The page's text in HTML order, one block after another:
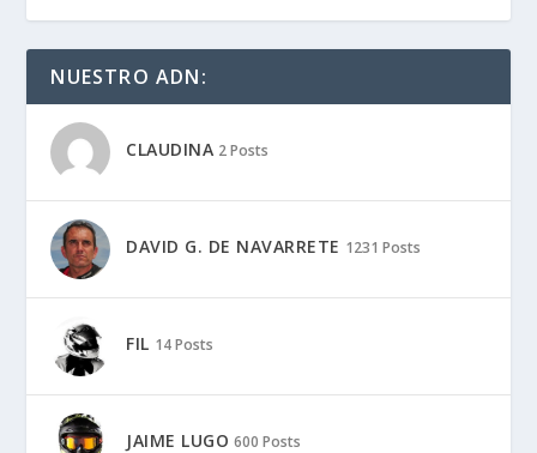
NUESTRO ADN:
CLAUDINA 2 Posts
DAVID G. DE NAVARRETE 1231 Posts
FIL 14 Posts
JAIME LUGO 600 Posts